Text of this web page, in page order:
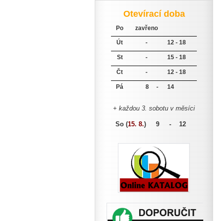
Otevírací doba
Po zavřeno
Út - 12 - 18
St - 15 - 18
Čt - 12 - 18
Pá 8 - 14
+ každou 3. sobotu v měsíci
So (15. 8.) 9 - 12